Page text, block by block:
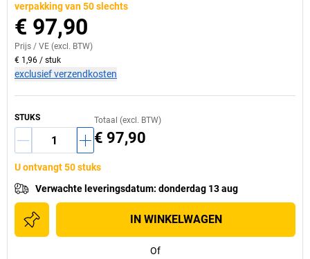
verpakking van 50 slechts
€ 97,90
Prijs / VE (excl. BTW)
€ 1,96 / stuk
exclusief verzendkosten
STUKS Totaal (excl. BTW)
€ 97,90
U ontvangt 50 stuks
Verwachte leveringsdatum: donderdag 13 aug
IN WINKELWAGEN
Of